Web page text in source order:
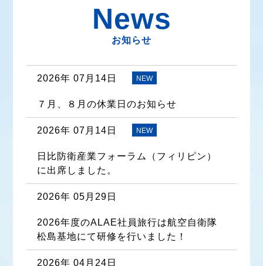
News
お知らせ
2026年 07月14日 NEW
７月、８月の休業日のお知らせ
2026年 07月14日 NEW
日比防衛産業フォーラム（フィリピン）
に出席しました。
2026年 05月29日
2026年度のALAE社員旅行は航空自衛隊
松島基地にて研修を行いました！
2026年 04月24日